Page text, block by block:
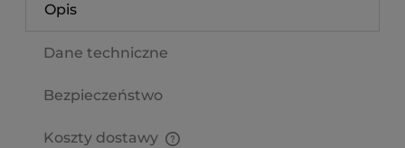
Opis
Dane techniczne
Bezpieczeństwo
Koszty dostawy